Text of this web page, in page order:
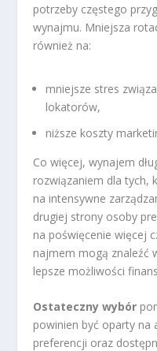
potrzeby częstego
wynajmu. Mniejsza
również na:
mniejsze stres
lokatorów,
niższe koszty
Co więcej, wynajem
rozwiązaniem dla tych,
na intensywne
drugiej strony osoby
na poświęcenie więcej
najmem mogą znaleźć
lepsze możliwości
Ostateczny wybór
powinien być oparty na
preferencji oraz